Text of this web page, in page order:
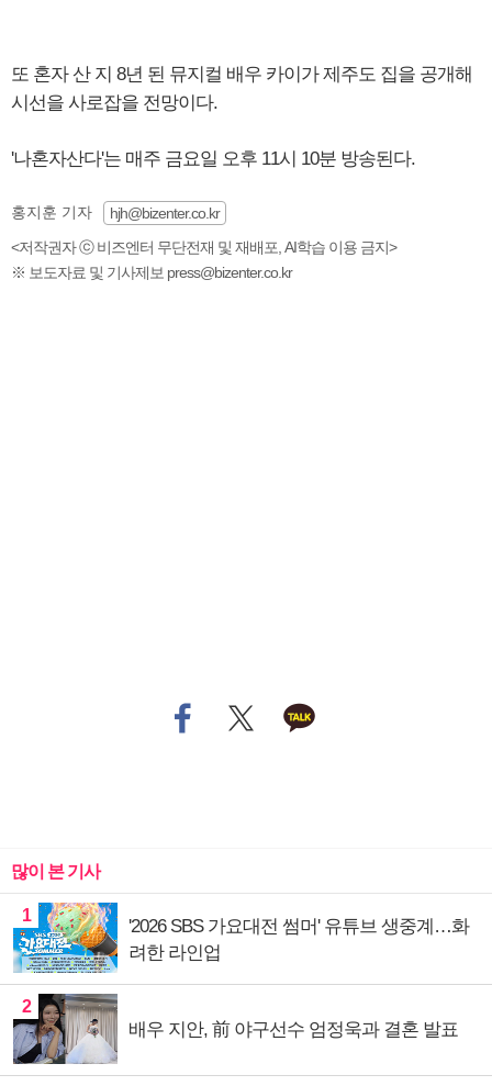
또 혼자 산 지 8년 된 뮤지컬 배우 카이가 제주도 집을 공개해
시선을 사로잡을 전망이다.
'나혼자산다'는 매주 금요일 오후 11시 10분 방송된다.
홍지훈 기자
hjh@bizenter.co.kr
<저작권자 ⓒ 비즈엔터 무단전재 및 재배포, AI학습 이용 금지>
※ 보도자료 및 기사제보 press@bizenter.co.kr
많이 본 기사
1
'2026 SBS 가요대전 썸머' 유튜브 생중계…화
려한 라인업
2
배우 지안, 前 야구선수 엄정욱과 결혼 발표